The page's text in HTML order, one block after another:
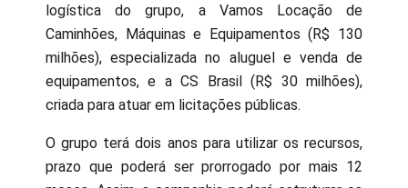
logística do grupo, a Vamos Locação de
Caminhões, Máquinas e Equipamentos (R$ 130
milhões), especializada no aluguel e venda de
equipamentos, e a CS Brasil (R$ 30 milhões),
criada para atuar em licitações públicas.
O grupo terá dois anos para utilizar os recursos,
prazo que poderá ser prorrogado por mais 12